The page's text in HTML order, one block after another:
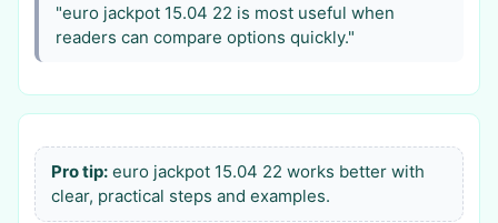
"euro jackpot 15.04 22 is most useful when
readers can compare options quickly."
Pro tip:euro jackpot 15.04 22 works better with
clear, practical steps and examples.